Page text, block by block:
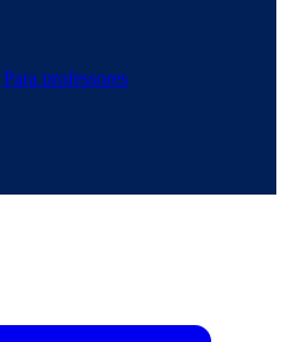
Para professores